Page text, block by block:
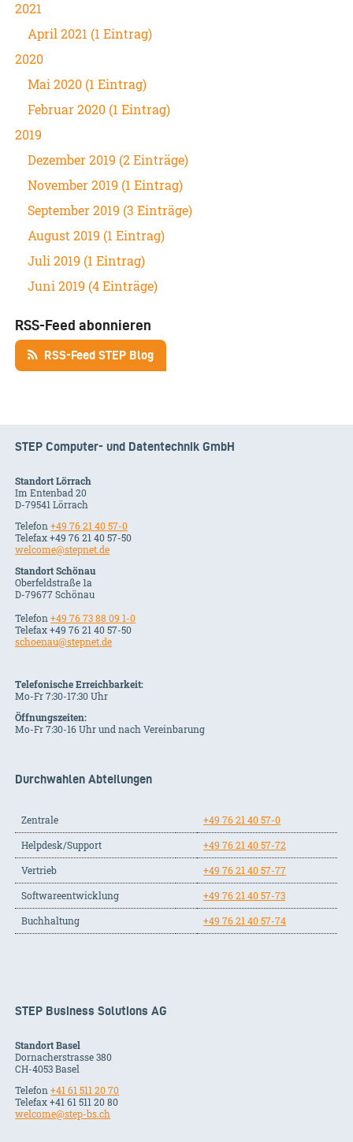
2021
April 2021 (1 Eintrag)
2020
Mai 2020 (1 Eintrag)
Februar 2020 (1 Eintrag)
2019
Dezember 2019 (2 Einträge)
November 2019 (1 Eintrag)
September 2019 (3 Einträge)
August 2019 (1 Eintrag)
Juli 2019 (1 Eintrag)
Juni 2019 (4 Einträge)
RSS-Feed abonnieren
RSS-Feed STEP Blog
STEP Computer- und Datentechnik GmbH
Standort Lörrach
Im Entenbad 20
D-79541 Lörrach
Telefon+49 76 21 40 57-0
Telefax +49 76 21 40 57-50
welcome@stepnet.de
Standort Schönau
Oberfeldstraße 1a
D-79677 Schönau
Telefon+49 76 73 88 09 1-0
Telefax +49 76 21 40 57-50
schoenau@stepnet.de
Telefonische Erreichbarkeit:
Mo-Fr 7:30-17:30 Uhr
Öffnungszeiten:
Mo-Fr 7:30-16 Uhr und nach Vereinbarung
Durchwahlen Abteilungen
Zentrale
+49 76 21 40 57-0
Helpdesk/Support
+49 76 21 40 57-72
Vertrieb
+49 76 21 40 57-77
Softwareentwicklung
+49 76 21 40 57-73
Buchhaltung
+49 76 21 40 57-74
STEP Business Solutions AG
Standort Basel
Dornacherstrasse 380
CH-4053Basel
Telefon+41 61 511 20 70
Telefax +41 61 511 20 80
welcome@step-bs.ch